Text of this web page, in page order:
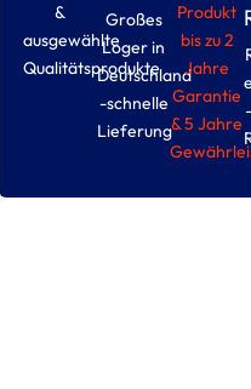
&
ausgewählte
Qualitätsprodukte
Großes
Loger in
Deutschland
-schnelle
Lieferung
Produkt
bis zu 2
Jahre
Garantie
& 5 Jahre